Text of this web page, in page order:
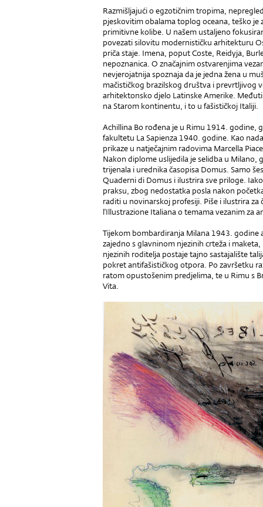
Razmišljajući o egzotičnim tropima,
pjeskovitim obalama toplog oceana, teško
primitivne kolibe. U našem ustaljeno
povezati silovitu modernističku arhitekturu
priča staje. Imena, poput Coste, Reidyja,
nepoznanica. O značajnim ostvarenjima
nevjerojatnija spoznaja da je jedna žena u
mačističkog brazilskog društva i prevrtljivog
arhitektonsko djelo Latinske Amerike.
na Starom kontinentu, i to u fašističkoj Italiji.
Achillina Bo rođena je u Rimu 1914. godine,
fakultetu La Sapienza 1940. godine. Kao
prikaze u natječajnim radovima Marcella
Nakon diplome uslijedila je selidba u Milano,
trijenala i urednika časopisa Domus. Samo
Quaderni di Domus i ilustrira sve priloge.
praksu, zbog nedostatka posla nakon
raditi u novinarskoj profesiji. Piše i ilustrira za
l’Illustrazione Italiana o temama vezanim za
Tijekom bombardiranja Milana 1943.
zajedno s glav­ninom njezinih crteža i
njezinih roditelja postaje tajno sastajalište
pokret antifašističkog otpora. Po završetku
ratom opustošenim predjelima, te u Rimu s
Vita.